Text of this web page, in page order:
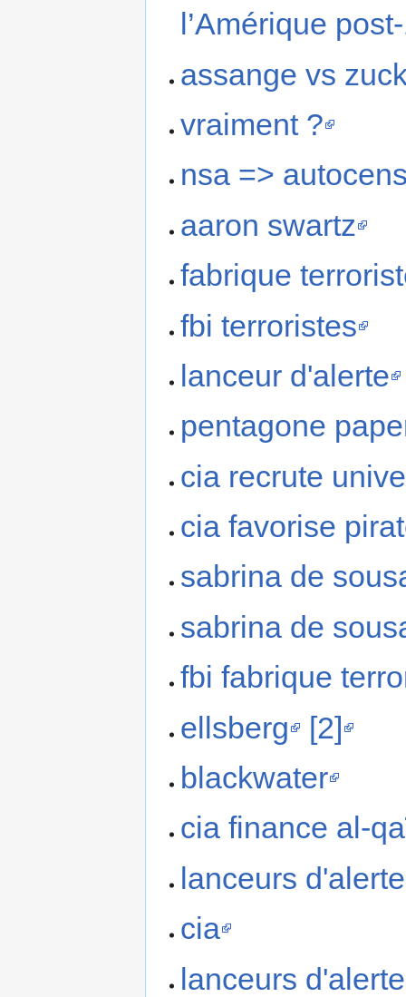
l’Amérique
assange vs
vraiment ?
nsa =>
aaron swartz
fabrique
fbi terroristes
lanceur d'alerte
pentagone
cia recrute
cia favorise
sabrina de
sabrina de
fbi fabrique
ellsberg
[2]
blackwater
cia finance al-
lanceurs d'alerte
cia
lanceurs d'alerte